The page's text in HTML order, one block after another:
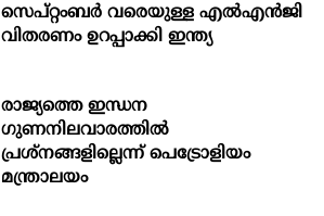
സെപ്റ്റംബർ വരെയുള്ള എൽഎൻജി
വിതരണം ഉറപ്പാക്കി ഇന്ത്യ
രാജ്യത്തെ ഇന്ധന
ഗുണനിലവാരത്തില്‍
പ്രശ്‌നങ്ങളില്ലെന്ന് പെട്രോളിയം
മന്ത്രാലയം